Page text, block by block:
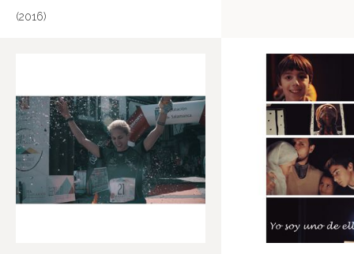
(2016)